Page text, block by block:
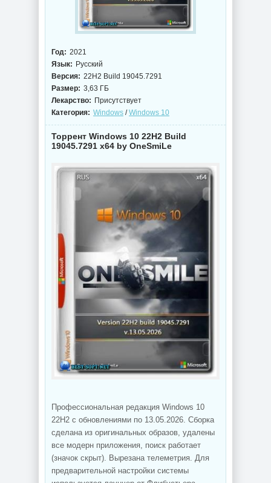
Год: 2021
Язык: Русский
Версия: 22H2 Build 19045.7291
Размер: 3,63 ГБ
Лекарство: Присутствует
Категория: Windows /Windows 10
Торрент Windows 10 22H2 Build
19045.7291 x64 by OneSmiLe
Профессиональная редакция Windows 10
22H2 с обновлениями по 13.05.2026. Сборка
сделана из оригинальных образов, удалены
все модерн приложения, поиск работает
(значок скрыт). Вырезана телеметрия. Для
предварительной настройки системы